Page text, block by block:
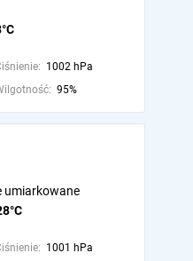
1002 hPa
95%
umiarkowane
1001 hPa